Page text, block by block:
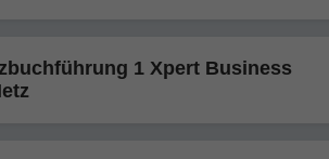
1 Xpert Business